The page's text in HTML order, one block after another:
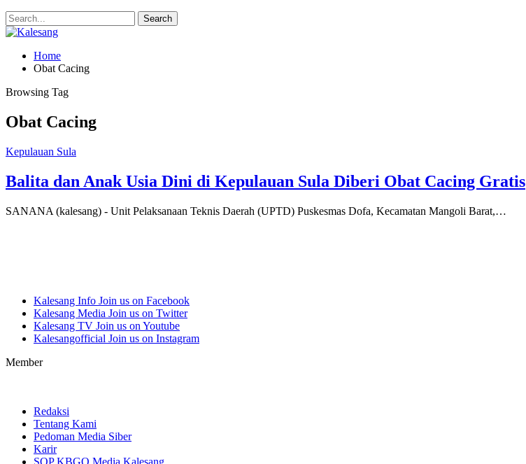
Home
Obat Cacing
Browsing Tag
Obat Cacing
Kepulauan Sula
Balita dan Anak Usia Dini di Kepulauan Sula Diberi Obat Cacing Gratis
SANANA (kalesang) - Unit Pelaksanaan Teknis Daerah (UPTD) Puskesmas Dofa, Kecamatan Mangoli Barat,…
Kalesang Info Join us on Facebook
Kalesang Media Join us on Twitter
Kalesang TV Join us on Youtube
Kalesangofficial Join us on Instagram
Member
Redaksi
Tentang Kami
Pedoman Media Siber
Karir
SOP KBGO Media Kalesang